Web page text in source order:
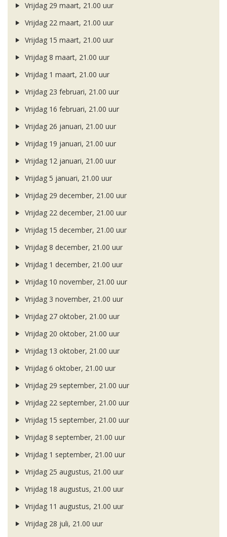
Vrijdag 29 maart, 21.00 uur
Vrijdag 22 maart, 21.00 uur
Vrijdag 15 maart, 21.00 uur
Vrijdag 8 maart, 21.00 uur
Vrijdag 1 maart, 21.00 uur
Vrijdag 23 februari, 21.00 uur
Vrijdag 16 februari, 21.00 uur
Vrijdag 26 januari, 21.00 uur
Vrijdag 19 januari, 21.00 uur
Vrijdag 12 januari, 21.00 uur
Vrijdag 5 januari, 21.00 uur
Vrijdag 29 december, 21.00 uur
Vrijdag 22 december, 21.00 uur
Vrijdag 15 december, 21.00 uur
Vrijdag 8 december, 21.00 uur
Vrijdag 1 december, 21.00 uur
Vrijdag 10 november, 21.00 uur
Vrijdag 3 november, 21.00 uur
Vrijdag 27 oktober, 21.00 uur
Vrijdag 20 oktober, 21.00 uur
Vrijdag 13 oktober, 21.00 uur
Vrijdag 6 oktober, 21.00 uur
Vrijdag 29 september, 21.00 uur
Vrijdag 22 september, 21.00 uur
Vrijdag 15 september, 21.00 uur
Vrijdag 8 september, 21.00 uur
Vrijdag 1 september, 21.00 uur
Vrijdag 25 augustus, 21.00 uur
Vrijdag 18 augustus, 21.00 uur
Vrijdag 11 augustus, 21.00 uur
Vrijdag 28 juli, 21.00 uur